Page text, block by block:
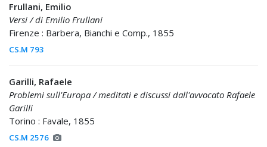
Frullani, Emilio
Versi / di Emilio Frullani
Firenze : Barbera, Bianchi e Comp., 1855
CS.M 793
Garilli, Rafaele
Problemi sull'Europa / meditati e discussi dall'avvocato Rafaele
Garilli
Torino : Favale, 1855
CS.M 2576